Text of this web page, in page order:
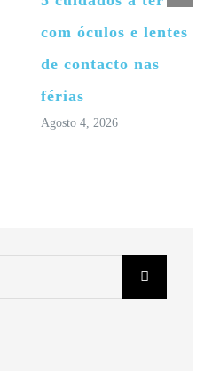
com óculos e lentes
de contacto nas
férias
Agosto 4, 2026